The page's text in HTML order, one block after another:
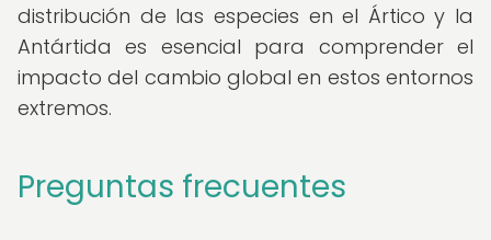
distribución de las especies en el Ártico y la
Antártida es esencial para comprender el
impacto del cambio global en estos entornos
extremos.
Preguntas frecuentes